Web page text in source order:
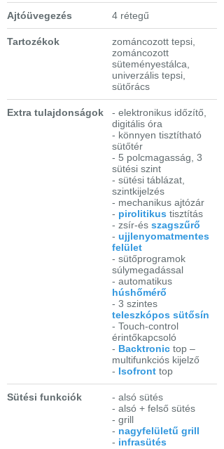
Ajtóüvegezés 4 rétegű
Tartozékok
zománcozott tepsi,
zománcozott
süteményestálca,
univerzális tepsi,
sütőrács
Extra tulajdonságok
- elektronikus időzítő,
digitális óra
- könnyen tisztítható
sütőtér
- 5 polcmagasság, 3
sütési szint
- sütési táblázat,
szintkijelzés
- mechanikus ajtózár
- pirolitikus tisztítás
- zsír-és szagszűrő
- ujjlenyomatmentes
felület
- sütőprogramok
súlymegadással
- automatikus
húshőmérő
- 3 szintes
teleszkópos sütősín
- Touch-control
érintőkapcsoló
- Backtronic top –
multifunkciós kijelző
- Isofront top
Sütési funkciók
- alsó sütés
- alsó + felső sütés
- grill
- nagyfelületű grill
- infrasütés